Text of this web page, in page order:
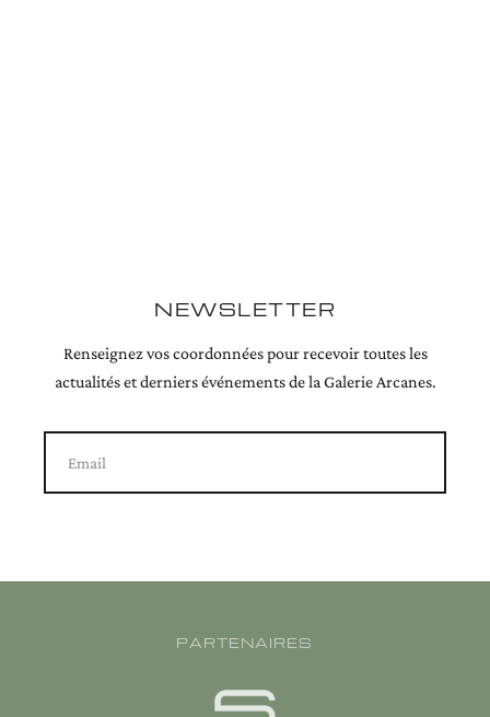
NEWSLETTER
Renseignez vos coordonnées pour recevoir toutes les
actualités et derniers événements de la Galerie Arcanes.
Email
PARTENAIRES